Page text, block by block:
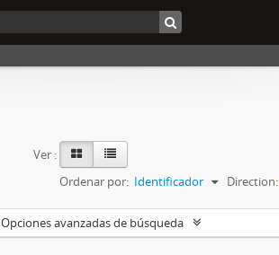
Ver :
Ordenar por: Identificador Direction:
Opciones avanzadas de búsqueda